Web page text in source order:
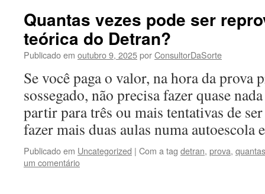
Quantas vezes pode ser
teórica do Detran?
Publicado em outubro 9, 2025porConsultorDaSorte
Se você paga o valor, na hora da prova
sossegado, não precisa fazer quase
partir para três ou mais tentativas de
fazer mais duas aulas numa
Publicado em Uncategorized | Com a tag detran, prova, quantas
um comentário